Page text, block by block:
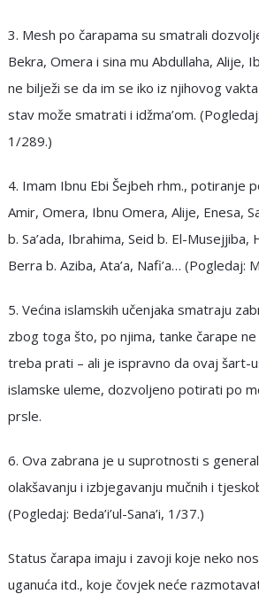
3. Mesh po čarapama su smatrali
Bekra, Omera i sina mu Abdullaha, Alije,
ne bilježi se da im se iko iz njihovog
stav može smatrati i idžma’om.
1/289.)
4. Imam Ibnu Ebi Šejbeh rhm., potiranje
Amir, Omera, Ibnu Omera, Alije, Enesa,
b. Sa’ada, Ibrahima, Seid b. El-
Berra b. Aziba, Ata’a, Nafi’a… (Pogledaj:
5. Većina islamskih učenjaka smatraju
zbog toga što, po njima, tanke čarape
treba prati – ali je ispravno da ovaj šart-
islamske uleme, dozvoljeno potirati po
prsle.
6. Ova zabrana je u suprotnosti s
olakšavanju i izbjegavanju mučnih i
(Pogledaj: Beda’i’ul-Sana’i, 1/37.)
Status čarapa imaju i zavoji koje neko
uganuća itd., koje čovjek neće